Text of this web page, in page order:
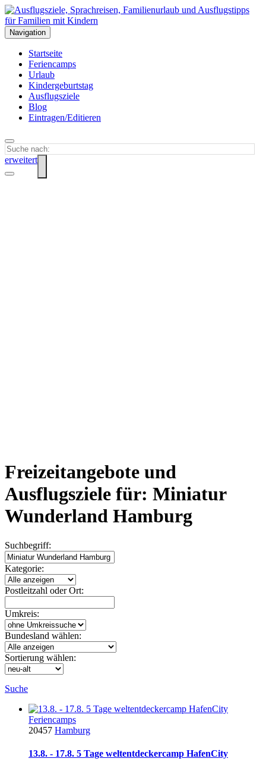
Navigation
Startseite
Feriencamps
Urlaub
Kindergeburtstag
Ausflugsziele
Blog
Eintragen/Editieren
erweitert
Freizeitangebote und
Ausflugsziele für: Miniatur
Wunderland Hamburg
Suchbegriff:
Kategorie:
Postleitzahl oder Ort:
Umkreis:
Bundesland wählen:
Sortierung wählen:
Suche
Feriencamps
20457 Hamburg
13.8. - 17.8. 5 Tage weltentdeckercamp HafenCity